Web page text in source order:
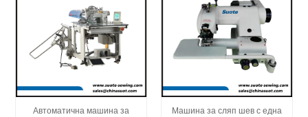
Автоматична машина за
Машина за сляп шев с една